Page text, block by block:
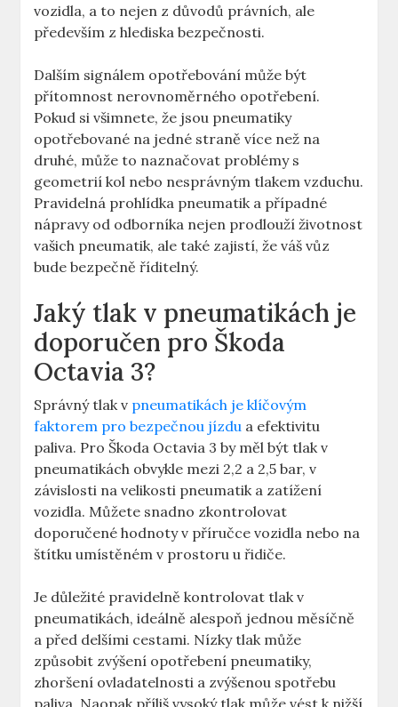
vozidla, a to nejen z důvodů právních, ale
především z hlediska bezpečnosti.
Dalším signálem opotřebování může být
přítomnost nerovnoměrného opotřebení.
Pokud si všimnete, že jsou pneumatiky
opotřebované na jedné straně více než na
druhé, může to naznačovat problémy s
geometrií kol nebo nesprávným tlakem vzduchu.
Pravidelná prohlídka pneumatik a případné
nápravy od odborníka nejen prodlouží životnost
vašich pneumatik, ale také zajistí, že váš vůz
bude bezpečně říditelný.
Jaký tlak v pneumatikách je
doporučen pro Škoda
Octavia 3?
Správný tlak v pneumatikách je klíčovým
faktorem pro bezpečnou jízdu a efektivitu
paliva. Pro Škoda Octavia 3 by měl být tlak v
pneumatikách obvykle mezi 2,2 a 2,5 bar, v
závislosti na velikosti pneumatik a zatížení
vozidla. Můžete snadno zkontrolovat
doporučené hodnoty v příručce vozidla nebo na
štítku umístěném v prostoru u řidiče.
Je důležité pravidelně kontrolovat tlak v
pneumatikách, ideálně alespoň jednou měsíčně
a před delšími cestami. Nízky tlak může
způsobit zvýšení opotřebení pneumatiky,
zhoršení ovladatelnosti a zvýšenou spotřebu